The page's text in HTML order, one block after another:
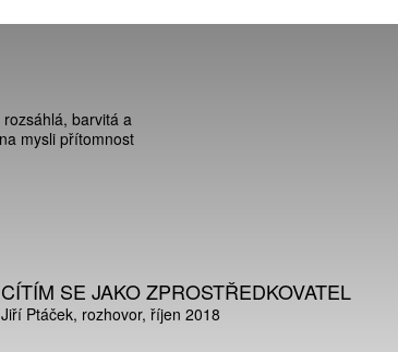
barvitá a
mysli přítomnost
CÍTÍM SE JAKO ZPROSTŘEDKOVATEL
Jiří Ptáček rozhovor říjen 2018